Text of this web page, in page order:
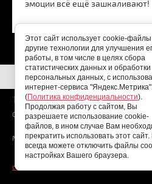
эмоции всё ещё зашкаливают!
10.08.2026
Copyright © 2026
Мы в соц. сетях:
создать интернет магазин
Этот сайт использует cookie-файлы
другие технологии для улучшения
работы, в том числе в целях сбора
статистических данных и обработки
персональных данных, с
интернет-сервиса
(Политика конфиденциальности).
Продолжая работу с сайтом, Вы
разрешаете использование cookie-
файлов, в ином случае Вам
прекратить использовать этот
всегда можете отключить файлы
настройках Вашего браузера.